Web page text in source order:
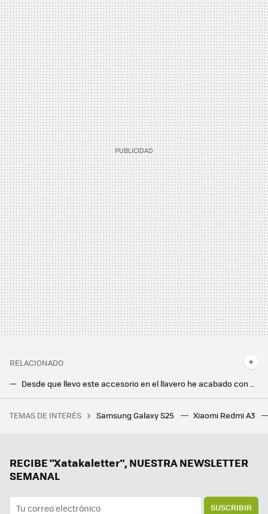
RELACIONADO
Desde que llevo este accesorio en el llavero he acabado con el caos de los cables. Cuesta menos de seis euros en AliExpress
La película de superhéroes más taquillera de la historia vuelve a los cines para repetir el éxito con una versión más larga
TEMAS DE INTERÉS Samsung Galaxy S25 Xiaomi Redmi A3
RECIBE "Xatakaletter", NUESTRA NEWSLETTER
SEMANAL
SUSCRIBIR